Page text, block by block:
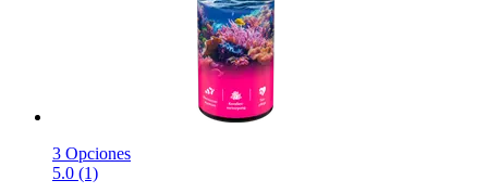
3 Opciones
5.0 (1)